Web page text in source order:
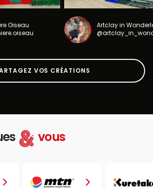
Oiseau
Artclay in
VOS CRÉATIONS
vous